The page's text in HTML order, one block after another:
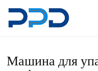
Машина для